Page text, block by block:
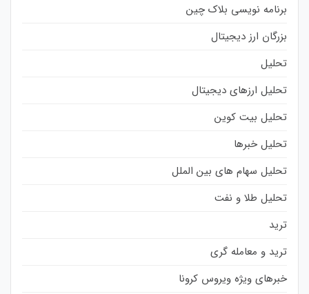
برنامه نویسی بلاک چین
بزرگان ارز دیجیتال
تحلیل
تحلیل ارزهای دیجیتال
تحلیل بیت کوین
تحلیل خبرها
تحلیل سهام های بین الملل
تحلیل طلا و نفت
ترید
ترید و معامله گری
خبرهای ویژه ویروس کرونا